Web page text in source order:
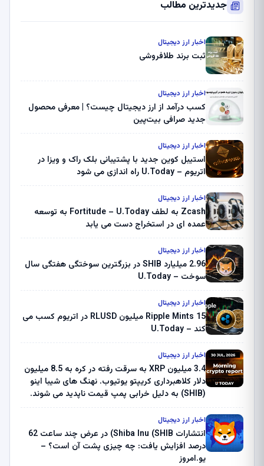
جدیدترین مطالب
اخبار ارز دیجیتال
ثبت برند طلافروشی
اخبار ارز دیجیتال
کسب درآمد از ارز دیجیتال چیست؟ | معرفی محصول
جدید صرافی بیت‌پین
اخبار ارز دیجیتال
استیبل کوین جدید با پشتیبانی بلک راک و ویزا در
اتریوم – U.Today راه اندازی می شود
اخبار ارز دیجیتال
Zcash به لطف Fortitude – U.Today به توسعه
عمده ای در استخراج دست می یابد
اخبار ارز دیجیتال
2.96 میلیارد SHIB در بزرگترین سوختگی هفتگی سال
سوخت – U.Today
اخبار ارز دیجیتال
Ripple Mints 15 میلیون RLUSD در اتریوم کسب می
کند – U.Today
اخبار ارز دیجیتال
3.4 میلیون XRP به سرقت رفته در کره به 8.5 میلیون
دلار کلاهبرداری کریپتو یوتیوب. نهنگ های شیبا اینو
(SHIB) به دلیل خرابی پمپ قیمت ناپدید می شوند.
ثبت کرد – گزارش کریپتو صبح – U.Today
اخبار ارز دیجیتال
انتشارات Shiba Inu (SHIB) در عرض چند ساعت 62
درصد افزایش یافت: چه چیزی پشت آن است؟ –
یو.امروز